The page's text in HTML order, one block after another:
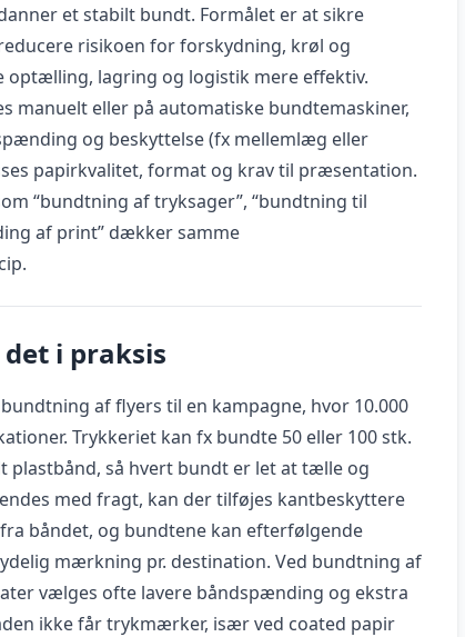
et stabilt bundt. Formålet er at sikre
risikoen for forskydning, krøl og
optælling, lagring og logistik mere effektiv.
manuelt eller på automatiske bundtemaskiner,
og beskyttelse (fx mellemlæg eller
papirkvalitet, format og krav til præsentation.
“bundtning af tryksager”, “bundtning til
af print” dækker samme
i praksis
af flyers til en kampagne, hvor 10.000
Trykkeriet kan fx bundte 50 eller 100 stk.
plastbånd, så hvert bundt er let at tælle og
med fragt, kan der tilføjes kantbeskyttere
båndet, og bundtene kan efterfølgende
mærkning pr. destination. Ved bundtning af
vælges ofte lavere båndspænding og ekstra
ikke får trykmærker, især ved coated papir